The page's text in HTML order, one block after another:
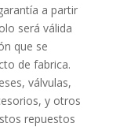
a partir
será válida
que se
de fabrica.
válvulas,
y otros
repuestos